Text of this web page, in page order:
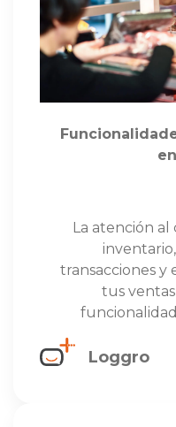
La atención
transacciones y
tus
Loggro